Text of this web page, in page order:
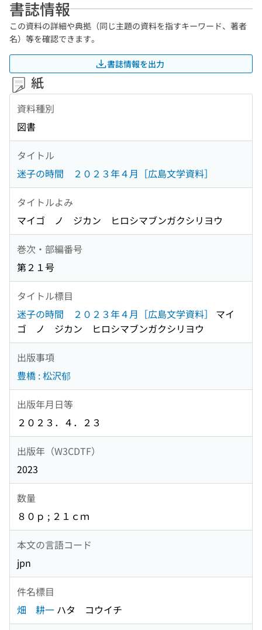
書誌情報
この資料の詳細や典拠（同じ主題の資料を指すキーワード、著者
名）等を確認できます。
書誌情報を出力
紙
資料種別
図書
タイトル
迷子の時間 ２０２３年４月［広島文学資料］
タイトルよみ
マイゴ ノ ジカン ヒロシマブンガクシリヨウ
巻次・部編番号
第２１号
タイトル標目
迷子の時間 ２０２３年４月［広島文学資料］
マイ
ゴ ノ ジカン ヒロシマブンガクシリヨウ
出版事項
豊橋 : 松沢郁
出版年月日等
２０２３．４．２３
出版年（W3CDTF）
2023
数量
８０ｐ ; ２１ｃｍ
本文の言語コード
jpn
件名標目
畑 耕一 ハタ コウイチ